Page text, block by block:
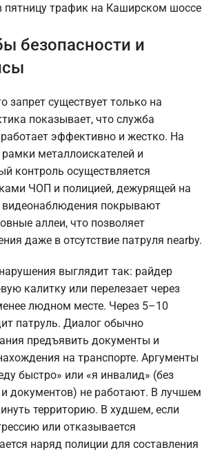
пятницу трафик на Каширском шоссе
безопасности и
запрет существует только на
показывает, что служба
эффективно и жестко. На
металлоискателей и
контроль осуществляется
ЧОП и полицией, дежурящей на
покрывают
аллеи, что позволяет
даже в отсутствие патруля nearby.
выглядит так: райдер
калитку или перелезает через
людном месте. Через 5–10
патруль. Диалог обычно
предъявить документы и
на транспорте. Аргументы
быстро» или «я инвалид» (без
документов) не работают. В лучшем
территорию. В худшем, если
или отказывается
наряд полиции для составления